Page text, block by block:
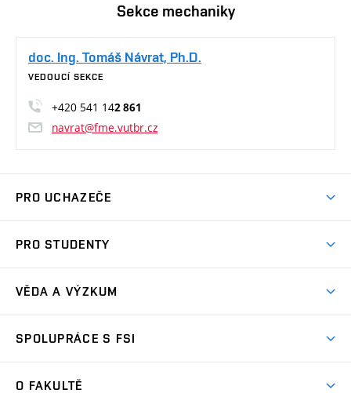
Sekce mechaniky
doc. Ing. Tomáš Návrat, Ph.D.
VEDOUCÍ SEKCE
+420 541 142 861
navrat@fme.vutbr.cz
PRO UCHAZEČE
Ambasadoři studia
Zápisy
PRO STUDENTY
Studijní předpisy
Pro prváky
VĚDA A VÝZKUM
Oblasti výzkumu
SPOLUPRÁCE S FSI
O FAKULTĚ